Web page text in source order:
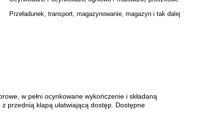
Przeładunek, transport, magazynowanie, magazyn i tak dalej
w pełni ocynkowane wykończenie i składaną
przednią klapą ułatwiającą dostęp. Dostępne